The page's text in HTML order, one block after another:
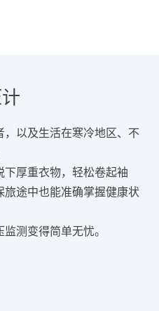
以及生活在寒冷地区、不
厚重衣物，轻松卷起袖
途中也能准确掌握健康状
测变得简单无忧。